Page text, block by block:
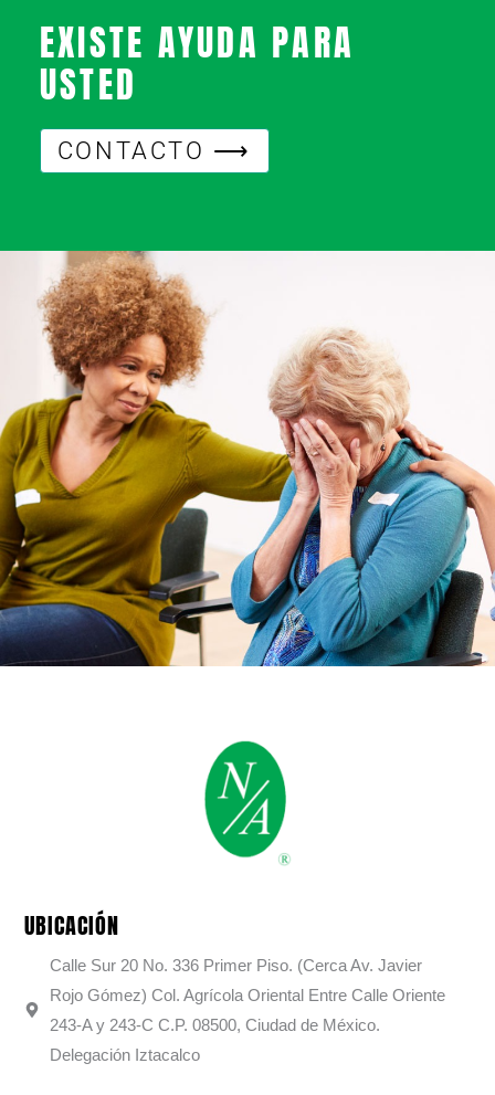
EXISTE AYUDA PARA
USTED
CONTACTO ⟶
UBICACIÓN
Calle Sur 20 No. 336 Primer Piso. (Cerca Av. Javier
Rojo Gómez) Col. Agrícola Oriental Entre Calle Oriente
243-A y 243-C C.P. 08500, Ciudad de México.
Delegación Iztacalco